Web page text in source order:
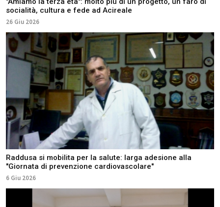
socialità, cultura e fede ad Acireale
26 Giu 2026
Raddusa si mobilita per la salute: larga adesione alla
"Giornata di prevenzione cardiovascolare"
6 Giu 2026